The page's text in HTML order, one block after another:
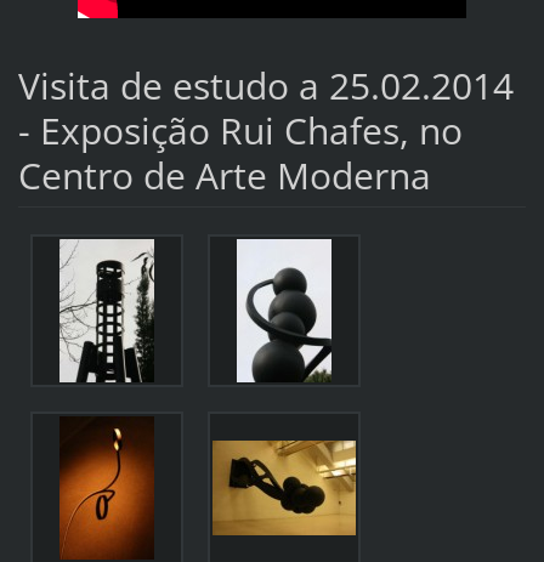
Visita de estudo a 25.02.2014
- Exposição Rui Chafes, no
Centro de Arte Moderna